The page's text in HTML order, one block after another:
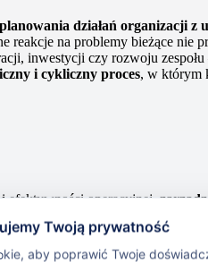
działań organizacji
na problemy bieżące nie
inwestycji czy rozwoju
i cykliczny proces, w którym
i efektywności operacyjnej,